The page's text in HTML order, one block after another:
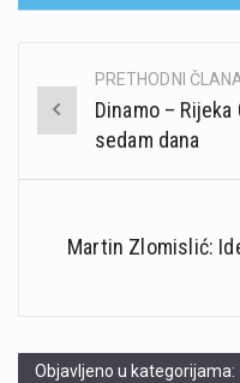
Post
navigation
PRETHODNI
Dinamo –
sedam dana
Martin Zlomislić:
Objavljeno u kategorijama: